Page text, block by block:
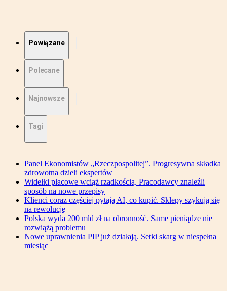
Powiązane
Polecane
Najnowsze
Tagi
Panel Ekonomistów „Rzeczpospolitej”. Progresywna składka
zdrowotna dzieli ekspertów
Widełki płacowe wciąż rzadkością. Pracodawcy znaleźli
sposób na nowe przepisy
Klienci coraz częściej pytają AI, co kupić. Sklepy szykują się
na rewolucję
Polska wyda 200 mld zł na obronność. Same pieniądze nie
rozwiążą problemu
Nowe uprawnienia PIP już działają. Setki skarg w niespełna
miesiąc